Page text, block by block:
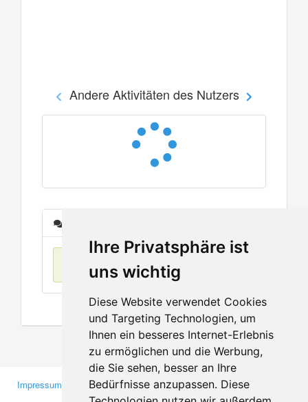
Ihre Privatsphäre ist
uns wichtig
Diese Website verwendet Cookies
und Targeting Technologien, um
Ihnen ein besseres Internet-Erlebnis
zu ermöglichen und die Werbung,
die Sie sehen, besser an Ihre
Bedürfnisse anzupassen. Diese
Andere Aktivitäten des Nutzers
Keine Einträge
Impressum
Gewerbetreibende